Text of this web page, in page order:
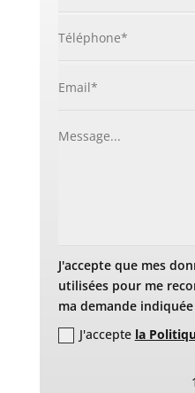
J'accepte que mes
utilisées pour me
ma demande
J'accepte la